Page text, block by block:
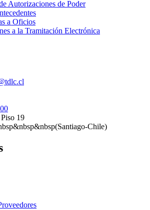
Autorizaciones de Poder
a Oficios
a la Tramitación Electrónica
19
Chile)